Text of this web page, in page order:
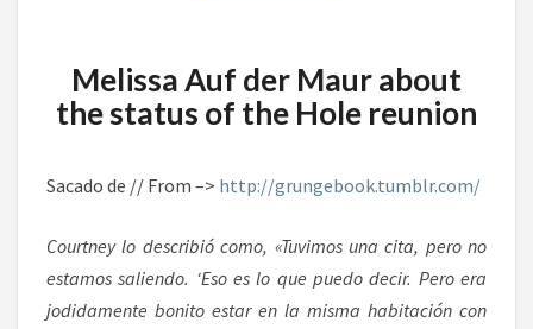
Melissa Auf der Maur about
the status of the Hole reunion
Sacado de // From –> http://grungebook.tumblr.com/
Courtney lo describió como, «Tuvimos una cita, pero no
estamos saliendo. ‘Eso es lo que puedo decir. Pero era
jodidamente bonito estar en la misma habitación con